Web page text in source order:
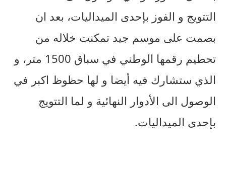
التتويج و الفوز بإحدى الميداليات، بعد ان
بصمت على موسم جيد تمكنت خلاله من
تحطيم رقمها الوطني في سباق 1500 متر، و
الذي ستشارك فيه أيضا و لها حظوظ اكبر في
الوصول الى الأدوار النهائية و لما التتويج
بإحدى الميداليات.